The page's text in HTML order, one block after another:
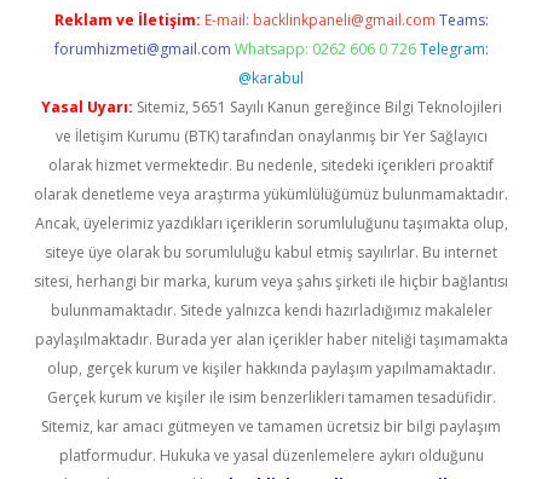
Reklam ve İletişim: E-mail: backlinkpaneli@gmail.com Teams:
forumhizmeti@gmail.com Whatsapp: 0262 606 0 726 Telegram:
@karabul
Yasal Uyarı: Sitemiz, 5651 Sayılı Kanun gereğince Bilgi Teknolojileri
ve İletişim Kurumu (BTK) tarafından onaylanmış bir Yer Sağlayıcı
olarak hizmet vermektedir. Bu nedenle, sitedeki içerikleri proaktif
olarak denetleme veya araştırma yükümlülüğümüz bulunmamaktadır.
Ancak, üyelerimiz yazdıkları içeriklerin sorumluluğunu taşımakta olup,
siteye üye olarak bu sorumluluğu kabul etmiş sayılırlar. Bu internet
sitesi, herhangi bir marka, kurum veya şahıs şirketi ile hiçbir bağlantısı
bulunmamaktadır. Sitede yalnızca kendi hazırladığımız makaleler
paylaşılmaktadır. Burada yer alan içerikler haber niteliği taşımamakta
olup, gerçek kurum ve kişiler hakkında paylaşım yapılmamaktadır.
Gerçek kurum ve kişiler ile isim benzerlikleri tamamen tesadüfidir.
Sitemiz, kar amacı gütmeyen ve tamamen ücretsiz bir bilgi paylaşım
platformudur. Hukuka ve yasal düzenlemelere aykırı olduğunu